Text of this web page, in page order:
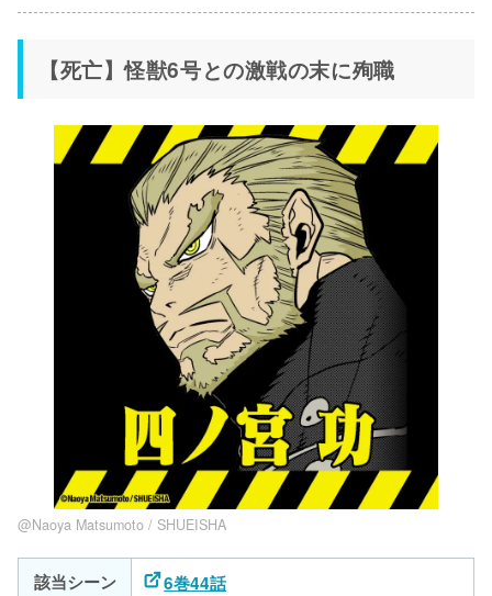
【死亡】怪獣6号との激戦の末に殉職
@Naoya Matsumoto / SHUEISHA
該当シーン 6巻44話